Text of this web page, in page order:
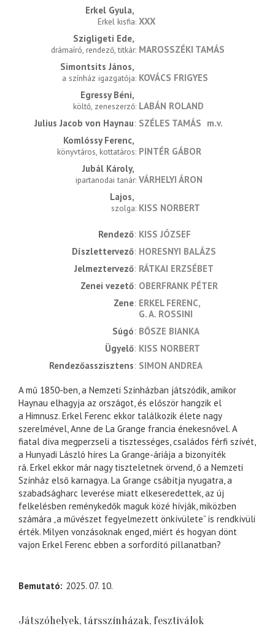
Erkel Gyula
Erkel kisfia XXX
Szigligeti Ede
drámaíró, rendező, titkár MAROSSZÉKI TAMÁS
Simontsits János
a színház igazgatója KOVÁCS FRIGYES
Egressy Béni
költő, zeneszerző LABÁN ROLAND
Julius Jacob von Haynau SZÉLES TAMÁS m.v.
Komlóssy Ferenc
könyvtáros, kottatáros PINTÉR GÁBOR
Jubál Károly
ipartanodai tanár VÁRHELYI ÁRON
Lajos
szolga KISS NORBERT
rendező KISS JÓZSEF
díszlettervező HORESNYI BALÁZS
jelmeztervező RÁTKAI ERZSÉBET
zenei vezető OBERFRANK PÉTER
zene ERKEL FERENC
G. A. ROSSINI
súgó BŐSZE BIANKA
ügyelő KISS NORBERT
rendezőasszisztens SIMON ANDREA
A mű 1850-ben, a Nemzeti Színházban játszódik, amikor
Haynau elhagyja az országot, és először hangzik el
a Himnusz. Erkel Ferenc ekkor találkozik élete nagy
szerelmével, Anne de La Grange francia énekesnővel. A
fiatal díva megperzseli a tisztességes, családos férfi szívét,
a Hunyadi László híres La Grange-áriája a bizonyíték
rá. Erkel ekkor már nagy tiszteletnek örvend, ő a Nemzeti
Színház első karnagya. La Grange csábítja nyugatra, a
szabadságharc leverése miatt elkeseredettek, az új
felkelésben reménykedők maguk közé hívják, miközben
számára „a művészet fegyelmezett önkívülete” is rendkívüli
érték. Milyen vonzásoknak enged, miért és hogyan dönt
vajon Erkel Ferenc ebben a sorfordító pillanatban?
Bemutató 2025. 07. 10.
Játszóhelyek, társszínházak, fesztiválok